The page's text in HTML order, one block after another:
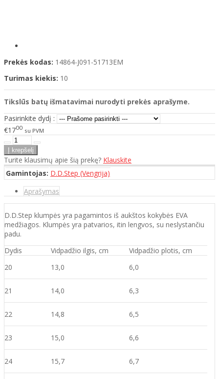
Prekės kodas: 14864-J091-51713EM
Turimas kiekis: 10
Tikslūs batų išmatavimai nurodyti prekės aprašyme.
Pasirinkite dydį :
€1700 su PVM
Turite klausimų apie šią prekę? Klauskite
Gamintojas: D.D.Step (Vengrija)
Aprašymas
D.D.Step klumpės yra pagamintos iš aukštos kokybės EVA
medžiagos. Klumpės yra patvarios, itin lengvos, su neslystančiu
padu.
Dydis
Vidpadžio ilgis, cm
Vidpadžio plotis, cm
20
13,0 6,0
21 14,0 6,3
22 14,8 6,5
23 15,0 6,6
24 15,7 6,7